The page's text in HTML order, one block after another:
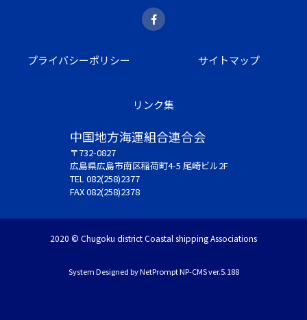
プライバシーポリシー サイトマップ
リンク集
中国地方海運組合連合会
〒732-0827
広島県広島市南区稲荷町4-5 尾崎ビル2F
TEL 082(258)2377
FAX 082(258)2378
2020 © Chugoku district Coastal shipping Associations
System Designed byNetPromptNP-CMS ver.5.188